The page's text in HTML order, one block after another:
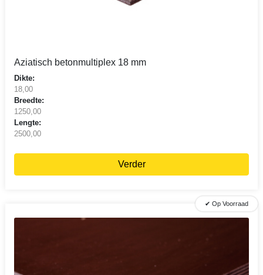
Aziatisch betonmultiplex 18 mm
Dikte:
18,00
Breedte:
1250,00
Lengte:
2500,00
Verder
✔ Op Voorraad